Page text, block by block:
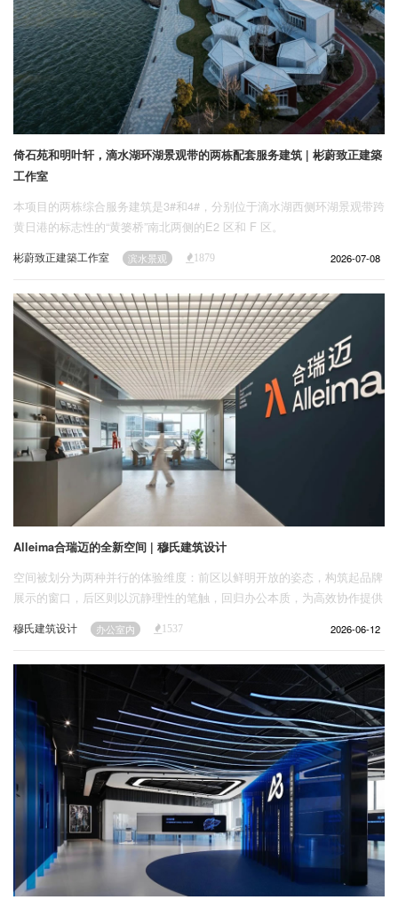
倚石苑和明叶轩，滴水湖环湖景观带的两栋配套服务建筑 | 彬蔚致正建築
工作室
本项目的两栋综合服务建筑是3#和4#，分别位于滴水湖西侧环湖景观带跨
黄日港的标志性的“黄篓桥”南北两侧的E2 区和 F 区。
彬蔚致正建築工作室 滨水景观 1879 2026-07-08
Alleima合瑞迈的全新空间 | 穆氏建筑设计
空间被划分为两种并行的体验维度：前区以鲜明开放的姿态，构筑起品牌
展示的窗口，后区则以沉静理性的笔触，回归办公本质，为高效协作提供
穆氏建筑设计 办公室内 1537 2026-06-12